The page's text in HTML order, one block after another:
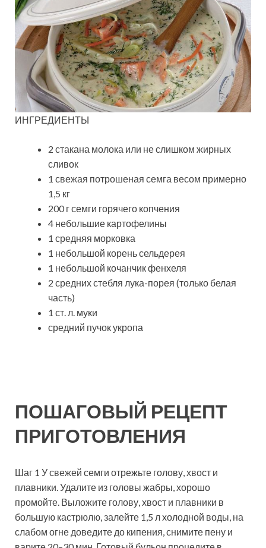
ИНГРЕДИЕНТЫ
2 стакана молока или не слишком жирных
сливок
1 свежая потрошеная семга весом примерно
1,5 кг
200 г семги горячего копчения
4 небольшие картофелины
1 средняя морковка
1 небольшой корень сельдерея
1 небольшой кочанчик фенхеля
2 средних стебля лука-порея (только белая
часть)
1 ст. л. муки
средний пучок укропа
ПОШАГОВЫЙ РЕЦЕПТ
ПРИГОТОВЛЕНИЯ
Шаг 1 У свежей семги отрежьте голову, хвост и
плавники. Удалите из головы жабры, хорошо
промойте. Выложите голову, хвост и плавники в
большую кастрюлю, залейте 1,5 л холодной воды, на
слабом огне доведите до кипения, снимите пену и